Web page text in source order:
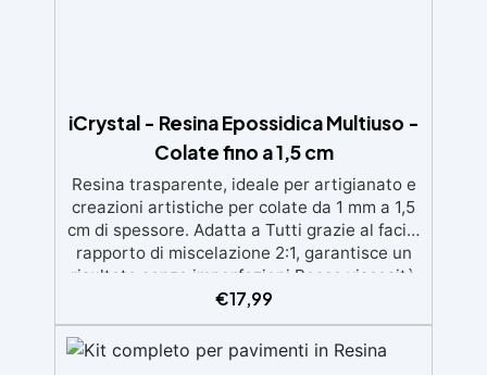
iCrystal - Resina Epossidica Multiuso -
Colate fino a 1,5 cm
Resina trasparente, ideale per artigianato e
creazioni artistiche per colate da 1 mm a 1,5
cm di spessore. Adatta a Tutti grazie al facile
rapporto di miscelazione 2:1, garantisce un
risultato senza imperfezioni Bassa viscosità
per colate senza bolle, compatibile con
legno, silicone, vetro, metallo e altri
materiali. Certificata post-catalisi atossica e
sicura per il contatto con la pelle, Bpa Free e
€17,99